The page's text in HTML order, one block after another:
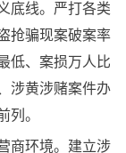
线。严打各类
抢骗现案破案率
低、案损万人比
涉黄涉赌案件办
列。
环境。建立涉